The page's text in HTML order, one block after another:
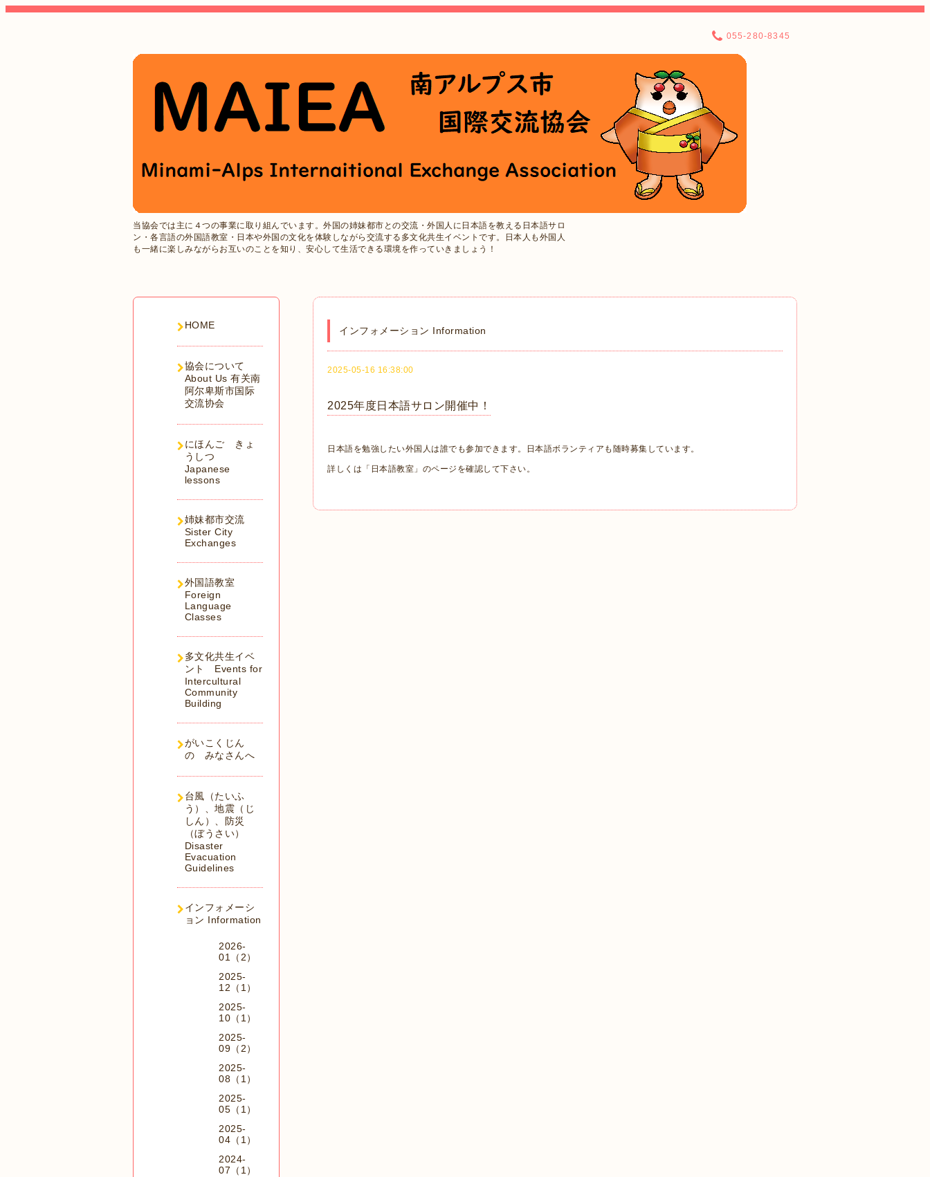
当協会では主に４つの事業に取り組んでいます。外国の姉妹都市との交流・外国人に日本語を教える日本語サロ
ン・各言語の外国語教室・日本や外国の文化を体験しながら交流する多文化共生イベントです。日本人も外国人
も一緒に楽しみながらお互いのことを知り、安心して生活できる環境を作っていきましょう！
055-280-8345
インフォメーション Information
2025-05-16 16:38:00
2025年度日本語サロン開催中！
日本語を勉強したい外国人は誰でも参加できます。日本語ボランティアも随時募集しています。
詳しくは「日本語教室」のページを確認して下さい。
HOME
協会について
About Us 有关南
阿尔卑斯市国际
交流协会
にほんご きょ
うしつ
Japanese
lessons
姉妹都市交流
Sister City
Exchanges
外国語教室
Foreign
Language
Classes
多文化共生イベ
ント Events for
Intercultural
Community
Building
がいこくじん
の みなさんへ
台風（たいふ
う）、地震（じ
しん）、防災
（ぼうさい）
Disaster
Evacuation
Guidelines
インフォメーシ
ョン Information
2026-
01（2）
2025-
12（1）
2025-
10（1）
2025-
09（2）
2025-
08（1）
2025-
05（1）
2025-
04（1）
2024-
07（1）